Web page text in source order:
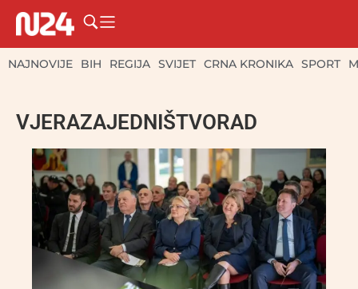
NAJNOVIJE BIH REGIJA SVIJET CRNA KRONIKA SPORT
VJERAZAJEDNIŠTVORAD